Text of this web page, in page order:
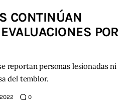
CONTINÚAN
POR
reportan personas lesionadas ni
del temblor.
2022 0